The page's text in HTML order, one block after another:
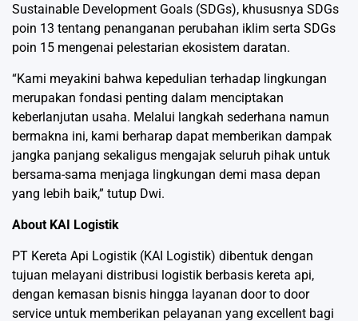
Sustainable Development Goals (SDGs), khususnya SDGs
poin 13 tentang penanganan perubahan iklim serta SDGs
poin 15 mengenai pelestarian ekosistem daratan.
“Kami meyakini bahwa kepedulian terhadap lingkungan
merupakan fondasi penting dalam menciptakan
keberlanjutan usaha. Melalui langkah sederhana namun
bermakna ini, kami berharap dapat memberikan dampak
jangka panjang sekaligus mengajak seluruh pihak untuk
bersama-sama menjaga lingkungan demi masa depan
yang lebih baik,” tutup Dwi.
About KAI Logistik
PT Kereta Api Logistik (KAI Logistik) dibentuk dengan
tujuan melayani distribusi logistik berbasis kereta api,
dengan kemasan bisnis hingga layanan door to door
service untuk memberikan pelayanan yang excellent bagi